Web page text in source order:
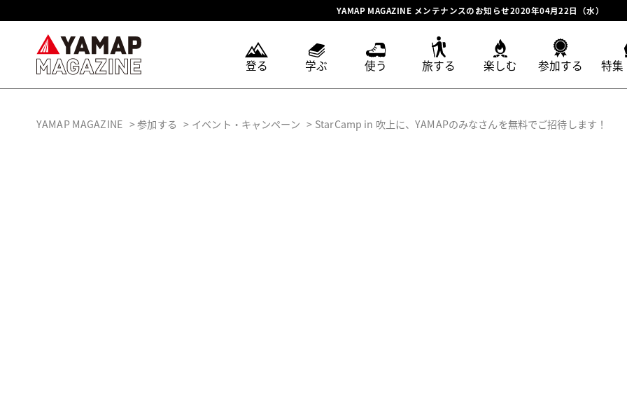
YAMAP MAGAZINE メンテナンスのお知らせ2020年04月22日（水）
登る 学ぶ 使う 旅する 楽しむ 参加する 特集
YAMAP MAGAZINE 参加する イベント・キャンペーン StarCamp in 吹上に、YAMAPのみなさんを無料でご招待します！